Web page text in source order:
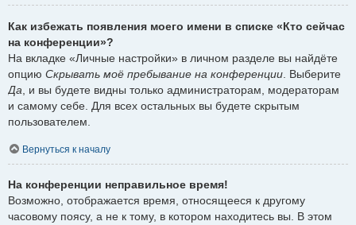
Как избежать появления моего имени в списке «Кто сейчас
на конференции»?
На вкладке «Личные настройки» в личном разделе вы найдёте
опцию Скрывать моё пребывание на конференции . Выберите
Да , и вы будете видны только администраторам, модераторам
и самому себе. Для всех остальных вы будете скрытым
пользователем.
Вернуться к началу
На конференции неправильное время!
Возможно, отображается время, относящееся к другому
часовому поясу, а не к тому, в котором находитесь вы. В этом